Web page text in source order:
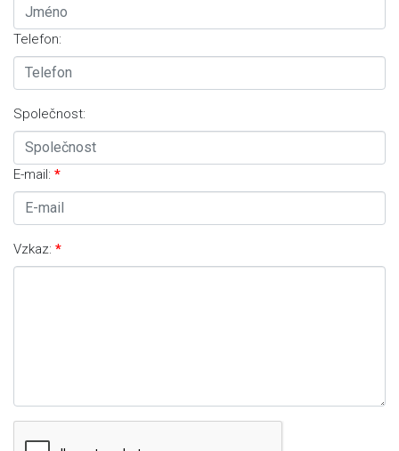
Telefon:
Společnost:
E-mail:
Vzkaz: